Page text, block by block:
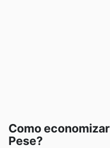
Como
Pese?